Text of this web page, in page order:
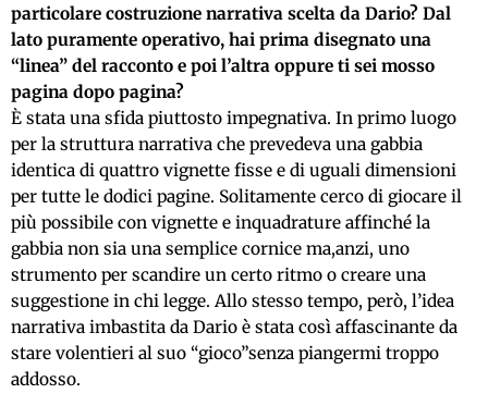
particolare costruzione narrativa scelta da Dario? Dal
lato puramente operativo, hai prima disegnato una
“linea” del racconto e poi l’altra oppure ti sei mosso
pagina dopo pagina?
È stata una sfida piuttosto impegnativa. In primo luogo
per la struttura narrativa che prevedeva una gabbia
identica di quattro vignette fisse e di uguali dimensioni
per tutte le dodici pagine. Solitamente cerco di giocare il
più possibile con vignette e inquadrature affinché la
gabbia non sia una semplice cornice ma,anzi, uno
strumento per scandire un certo ritmo o creare una
suggestione in chi legge. Allo stesso tempo, però, l’idea
narrativa imbastita da Dario è stata così affascinante da
stare volentieri al suo “gioco”senza piangermi troppo
addosso.